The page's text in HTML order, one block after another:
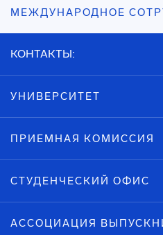
МЕЖДУНАРОДНОЕ
КОНТАКТЫ:
УНИВЕРСИТЕТ
ПРИЕМНАЯ КОМИССИЯ
СТУДЕНЧЕСКИЙ ОФИС
АССОЦИАЦИЯ